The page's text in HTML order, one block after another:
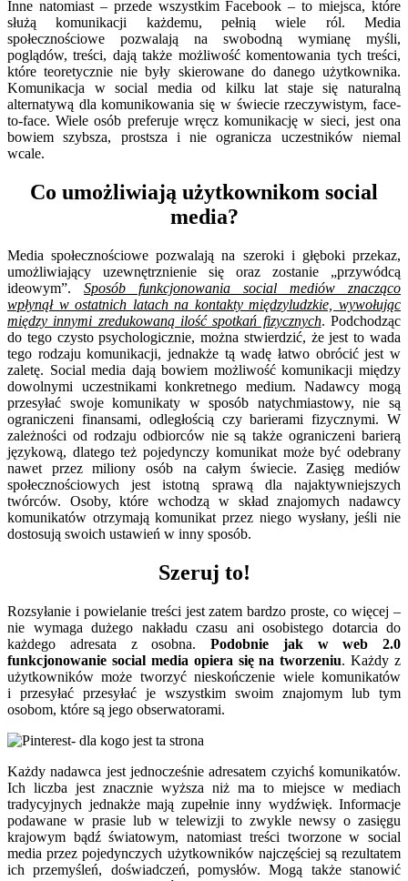
Inne natomiast – przede wszystkim Facebook – to miejsca, które
służą komunikacji każdemu, pełnią wiele ról. Media
społecznościowe pozwalają na swobodną wymianę myśli,
poglądów, treści, dają także możliwość komentowania tych treści,
które teoretycznie nie były skierowane do danego użytkownika.
Komunikacja w social media od kilku lat staje się naturalną
alternatywą dla komunikowania się w świecie rzeczywistym, face-
to-face. Wiele osób preferuje wręcz komunikację w sieci, jest ona
bowiem szybsza, prostsza i nie ogranicza uczestników niemal
wcale.
Co umożliwiają użytkownikom social
media?
Media społecznościowe pozwalają na szeroki i głęboki przekaz,
umożliwiający uzewnętrznienie się oraz zostanie „przywódcą
ideowym”. Sposób funkcjonowania social mediów znacząco
wpłynął w ostatnich latach na kontakty międzyludzkie, wywołując
między innymi zredukowaną ilość spotkań fizycznych. Podchodząc
do tego czysto psychologicznie, można stwierdzić, że jest to wada
tego rodzaju komunikacji, jednakże tą wadę łatwo obrócić jest w
zaletę. Social media dają bowiem możliwość komunikacji między
dowolnymi uczestnikami konkretnego medium. Nadawcy mogą
przesyłać swoje komunikaty w sposób natychmiastowy, nie są
ograniczeni finansami, odległością czy barierami fizycznymi. W
zależności od rodzaju odbiorców nie są także ograniczeni barierą
językową, dlatego też pojedynczy komunikat może być odebrany
nawet przez miliony osób na całym świecie. Zasięg mediów
społecznościowych jest istotną sprawą dla najaktywniejszych
twórców. Osoby, które wchodzą w skład znajomych nadawcy
komunikatów otrzymają komunikat przez niego wysłany, jeśli nie
dostosują swoich ustawień w inny sposób.
Szeruj to!
Rozsyłanie i powielanie treści jest zatem bardzo proste, co więcej –
nie wymaga dużego nakładu czasu ani osobistego dotarcia do
każdego adresata z osobna. Podobnie jak w web 2.0
funkcjonowanie social media opiera się na tworzeniu. Każdy z
użytkowników może tworzyć nieskończenie wiele komunikatów
i przesyłać przesyłać je wszystkim swoim znajomym lub tym
osobom, które są jego obserwatorami.
Każdy nadawca jest jednocześnie adresatem czyichś komunikatów.
Ich liczba jest znacznie wyższa niż ma to miejsce w mediach
tradycyjnych jednakże mają zupełnie inny wydźwięk. Informacje
podawane w prasie lub w telewizji to zwykle newsy o zasięgu
krajowym bądź światowym, natomiast treści tworzone w social
media przez pojedynczych użytkowników najczęściej są rezultatem
ich przemyśleń, doświadczeń, pomysłów. Mogą także stanowić